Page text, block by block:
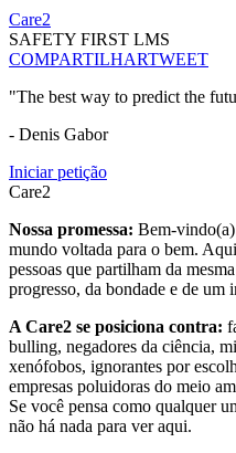
Care2
SAFETY FIRST LMS
COMPARTILHARTWEET
"The best way to predict the
- Denis Gabor
Iniciar petição
Care2
Nossa promessa: Bem-
mundo voltada para o bem.
pessoas que partilham da
progresso, da bondade e de um
A Care2 se posiciona contra:
bulling, negadores da ciência,
xenófobos, ignorantes por
empresas poluidoras do meio
Se você pensa como qualquer
não há nada para ver aqui.